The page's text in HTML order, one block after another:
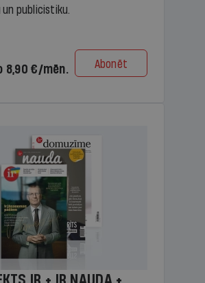
publicistiku.
8,90 €/mēn. Abonēt